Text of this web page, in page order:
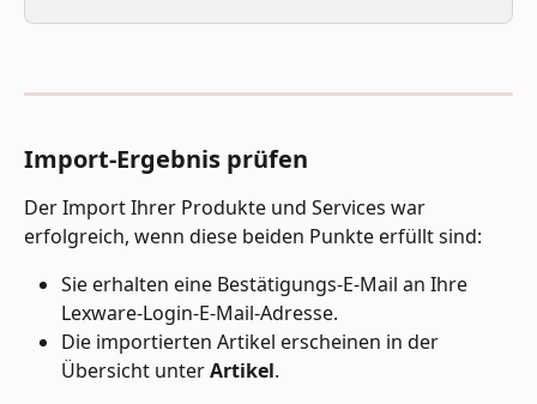
Import-Ergebnis prüfen
Der Import Ihrer Produkte und Services war
erfolgreich, wenn diese beiden Punkte erfüllt sind:
Sie erhalten eine Bestätigungs-E-Mail an Ihre
Lexware-Login-E-Mail-Adresse.
Die importierten Artikel erscheinen in der
Übersicht unter Artikel.